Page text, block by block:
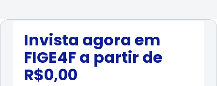
Invista agora em
FIGE4Fa partir de
R$0,00